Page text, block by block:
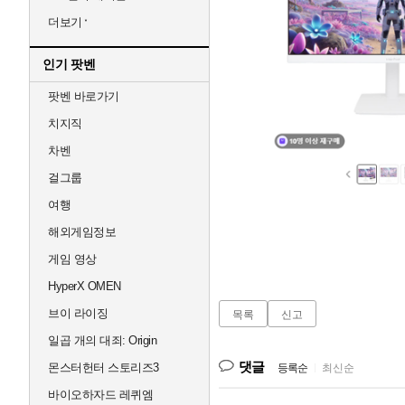
더보기
인기 팟벤
팟벤 바로가기
치지직
차벤
걸그룹
여행
해외게임정보
게임 영상
HyperX OMEN
브이 라이징
일곱 개의 대죄: Origin
몬스터헌터 스토리즈3
바이오하자드 레퀴엠
목록 신고
댓글 등록순 최신순